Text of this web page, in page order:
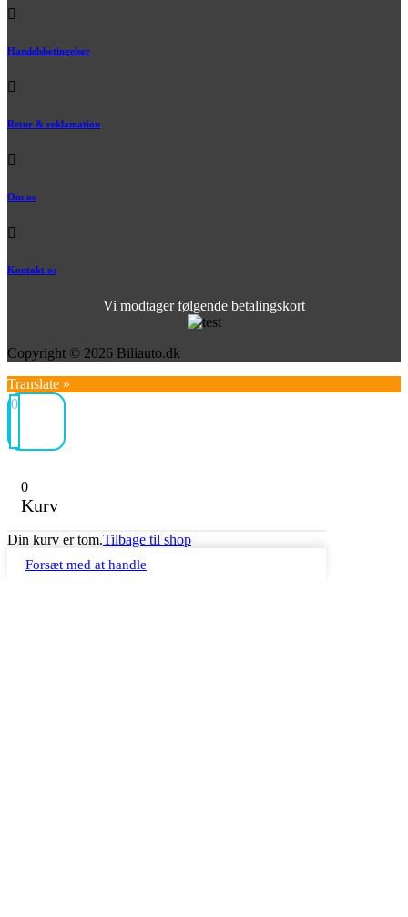
Handelsbetingelser
Retur & reklamation
Om os
Kontakt os
Vi modtager følgende betalingskort
Copyright © 2026 Biliauto.dk
Translate »
0
0
Kurv
Din kurv er tom.Tilbage til shop
Forsæt med at handle